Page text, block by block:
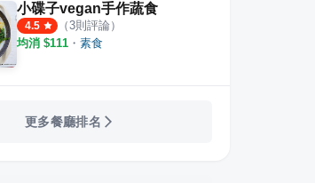
小碟子vegan手作蔬食
4.5 （3則評論）
均消 $111 ・ 素食
更多餐廳排名